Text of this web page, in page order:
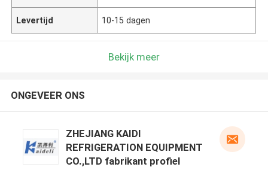
Levertijd 10-15 dagen
Bekijk meer
ONGEVEER ONS
ZHEJIANG KAIDI
REFRIGERATION EQUIPMENT
CO.,LTD fabrikant profiel